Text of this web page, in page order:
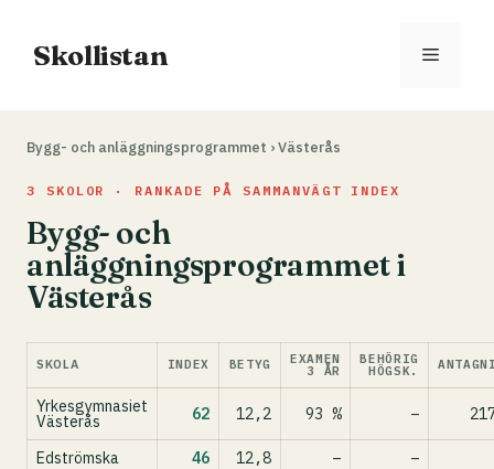
innehåll
Skollistan Meny
Bygg- och anläggningsprogrammet ›Västerås
3 SKOLOR · RANKADE PÅ SAMMANVÄGT INDEX
Bygg- och
anläggningsprogrammet i
Västerås
SKOLA INDEX BETYG EXAMEN
3 ÅR
BEHÖRIG
HÖGSK.
Yrkesgymnasiet
Västerås 62 12,2 93 % –
Edströmska 46 12,8 –
–